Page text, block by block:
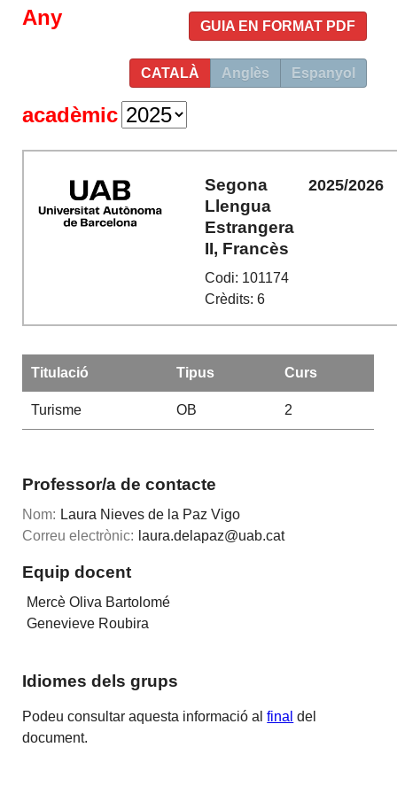
GUIA EN FORMAT PDF
CATALÀ Anglès Espanyol
Any
acadèmic
Segona
Llengua
Estrangera
II, Francès
Codi: 101174
Crèdits: 6
2025/2026
Titulació Tipus Curs
Turisme OB 2
Professor/a de contacte
Nom: Laura Nieves de la Paz Vigo
Correu electrònic: laura.delapaz@uab.cat
Equip docent
Mercè Oliva Bartolomé
Genevieve Roubira
Idiomes dels grups
Podeu consultar aquesta informació alfinal del
document.